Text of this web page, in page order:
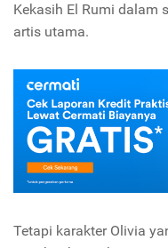
Kekasih El Rumi dalam
artis utama.
Tetapi karakter Olivia